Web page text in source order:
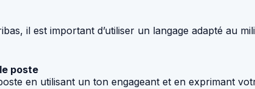
il est important d’utiliser un langage adapté au
poste
en utilisant un ton engageant et en exprimant